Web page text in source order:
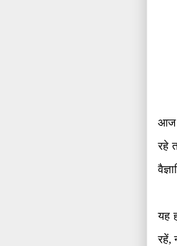
आज
रहे
यह
रहें,